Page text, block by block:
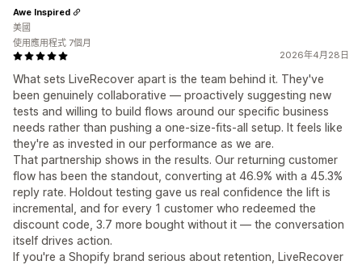
2026年4月28日
What sets LiveRecover apart is the team behind it. They've
been genuinely collaborative — proactively suggesting new
tests and willing to build flows around our specific business
needs rather than pushing a one-size-fits-all setup. It feels like
they're as invested in our performance as we are.
That partnership shows in the results. Our returning customer
flow has been the standout, converting at 46.9% with a 45.3%
reply rate. Holdout testing gave us real confidence the lift is
incremental, and for every 1 customer who redeemed the
discount code, 3.7 more bought without it — the conversation
itself drives action.
If you're a Shopify brand serious about retention, LiveRecover
Awe Inspired
美國
使用應用程式 7個月